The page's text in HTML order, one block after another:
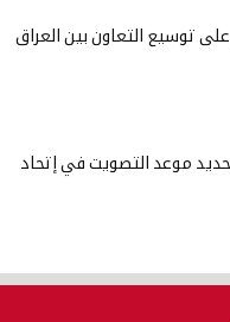
على توسيع التعاون بين العراق
موعد التصويت في إتحاد